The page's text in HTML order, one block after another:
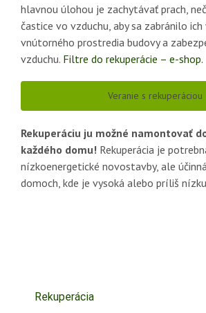
hlavnou úlohou je zachytávať prach,
častice vo vzduchu, aby sa zabránilo
vnútorného prostredia budovy a
vzduchu. Filtre do rekuperácie – e-shop.
Veranie s rekuperáciou
Rekuperáciu ju možné namontovať
každého domu!Rekuperácia je
nízkoenergetické novostavby, ale
domoch, kde je vysoká alebo príliš
Rekuperácia